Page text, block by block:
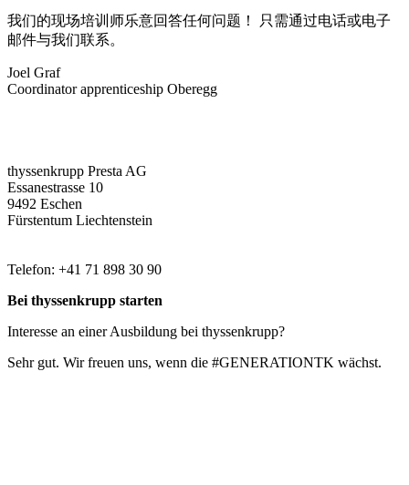
我们的现场培训师乐意回答任何问题！ 只需通过电话或电子
邮件与我们联系。
Joel Graf
Coordinator apprenticeship Oberegg
thyssenkrupp Presta AG
Essanestrasse 10
9492 Eschen
Fürstentum Liechtenstein
Telefon: +41 71 898 30 90
Bei thyssenkrupp starten
Interesse an einer Ausbildung bei thyssenkrupp?
Sehr gut. Wir freuen uns, wenn die #GENERATIONTK wächst.